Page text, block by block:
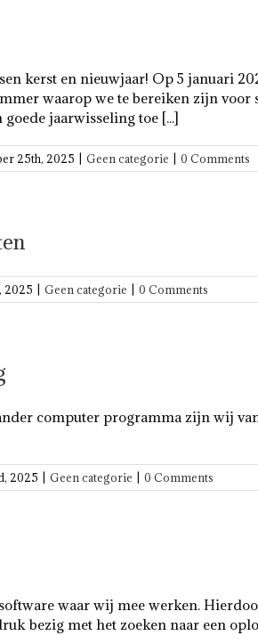
kerst en nieuwjaar! Op 5 januari
waarop we te bereiken zijn
jaarwisseling toe [...]
25th, 2025 Geen categorie 0 Comments
2025 Geen categorie 0 Comments
computer programma zijn wij
2025 Geen categorie 0 Comments
waar wij mee werken.
bezig met het zoeken naar een